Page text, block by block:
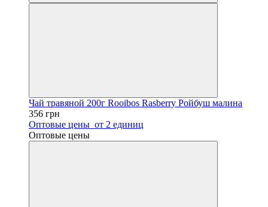
Чай травяной 200г Rooibos Rasberry Ройбуш малина
356 грн
Оптовые цены от 2 единиц
Оптовые цены